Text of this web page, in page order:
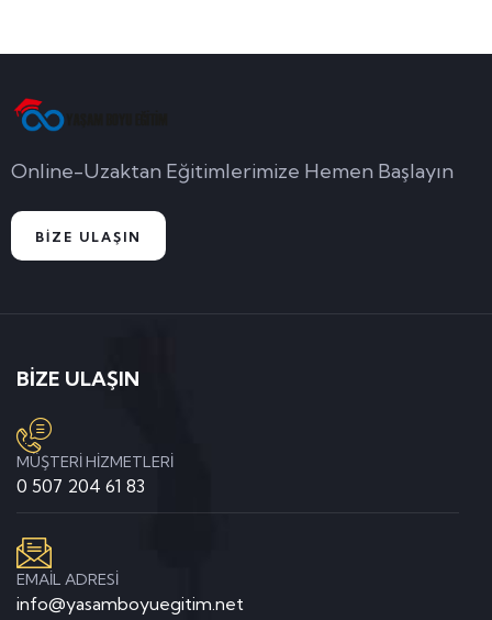
Online-Uzaktan Eğitimlerimize Hemen Başlayın
BİZE ULAŞIN
BİZE ULAŞIN
MÜŞTERİ HİZMETLERİ
0 507 204 61 83
EMAİL ADRESİ
info@yasamboyuegitim.net